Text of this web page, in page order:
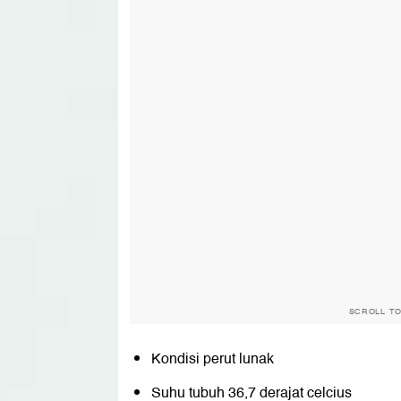
SCROLL
Kondisi perut lunak
Suhu tubuh 36,7 derajat celcius